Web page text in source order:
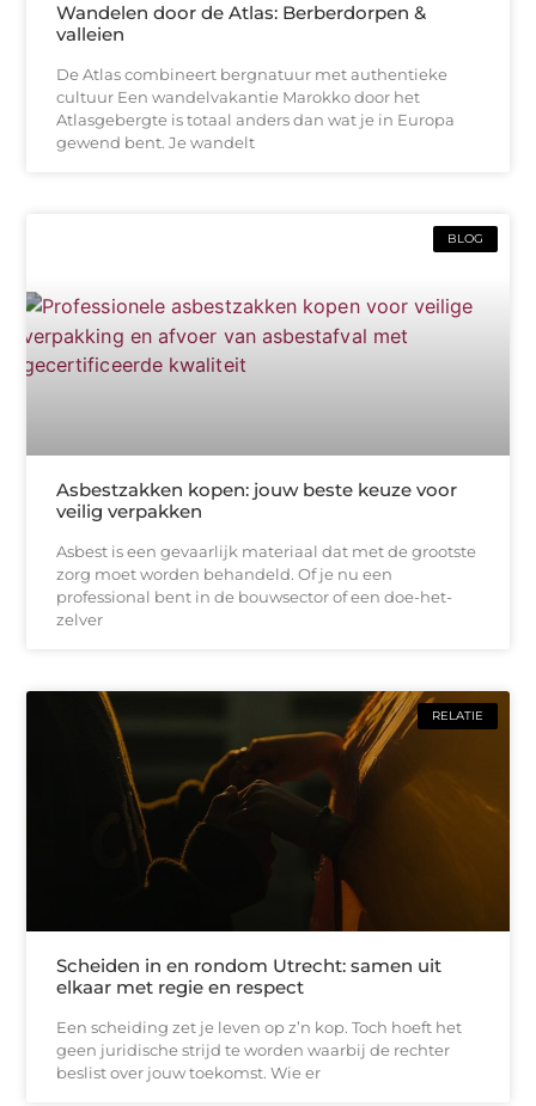
Wandelen door de Atlas: Berberdorpen &
valleien
De Atlas combineert bergnatuur met authentieke
cultuur Een wandelvakantie Marokko door het
Atlasgebergte is totaal anders dan wat je in Europa
gewend bent. Je wandelt
BLOG
Asbestzakken kopen: jouw beste keuze voor
veilig verpakken
Asbest is een gevaarlijk materiaal dat met de grootste
zorg moet worden behandeld. Of je nu een
professional bent in de bouwsector of een doe-het-
zelver
RELATIE
Scheiden in en rondom Utrecht: samen uit
elkaar met regie en respect
Een scheiding zet je leven op z’n kop. Toch hoeft het
geen juridische strijd te worden waarbij de rechter
beslist over jouw toekomst. Wie er